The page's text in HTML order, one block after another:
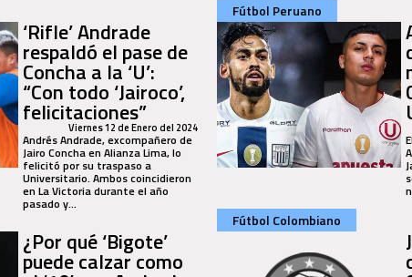
‘Rifle’ Andrade
respaldó el pase de
Concha a la ‘U’:
“Con todo ‘Jairoco’,
felicitaciones”
Viernes 12 de Enero del 2024
Andrés Andrade, excompañero de
Jairo Concha en Alianza Lima, lo
felicitó por su traspaso a
Universitario. Ambos coincidieron
en La Victoria durante el año
pasado y...
Fútbol Peruano
¿Por qué ‘Bigote’
puede calzar como
Fútbol Colombiano